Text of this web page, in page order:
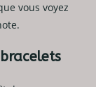
vous voyez